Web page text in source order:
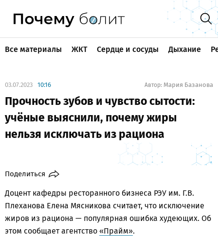
Все материалы ЖКТ Сердце и сосуды Дыхание
03.07.2023 10:16 Автор: Мария Базанова
Прочность зубов и чувство сытости:
учёные выяснили, почему жиры
нельзя исключать из рациона
Поделиться
Доцент кафедры ресторанного бизнеса РЭУ им. Г.В.
Плеханова Елена Мясникова считает, что исключение
жиров из рациона — популярная ошибка худеющих. Об
этом сообщает агентство «Прайм».